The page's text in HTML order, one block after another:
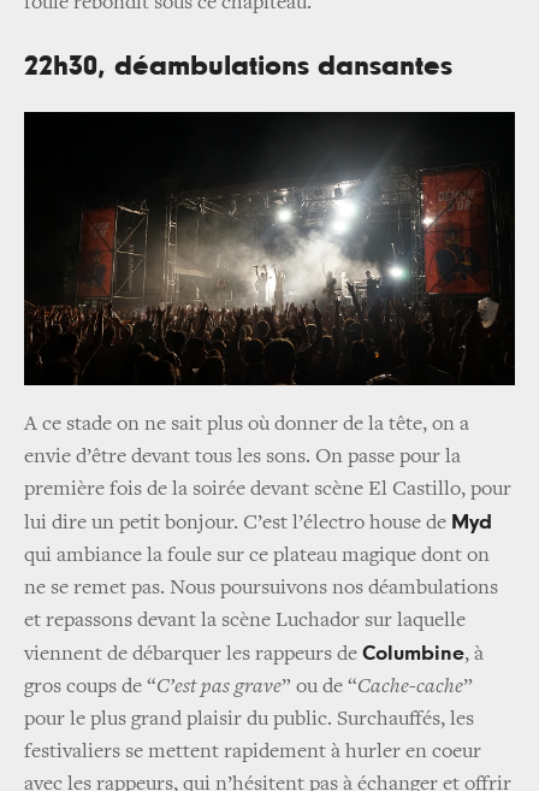
22h30, déambulations dansantes
A ce stade on ne sait plus où donner de la tête, on a
envie d’être devant tous les sons. On passe pour la
première fois de la soirée devant scène El Castillo, pour
lui dire un petit bonjour. C’est l’électro house de Myd
qui ambiance la foule sur ce plateau magique dont on
ne se remet pas. Nous poursuivons nos déambulations
et repassons devant la scène Luchador sur laquelle
viennent de débarquer les rappeurs de Columbine, à
gros coups de “C’est pas grave” ou de “Cache-cache”
pour le plus grand plaisir du public. Surchauffés, les
festivaliers se mettent rapidement à hurler en coeur
avec les rappeurs, qui n’hésitent pas à échanger et offrir